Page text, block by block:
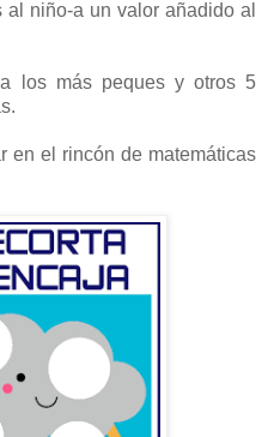
niño-a un valor añadido al
los más peques y otros 5
en el rincón de matemáticas